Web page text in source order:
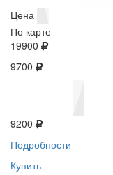
Цена
По карте
19900
9700
9200
Подробности
Купить